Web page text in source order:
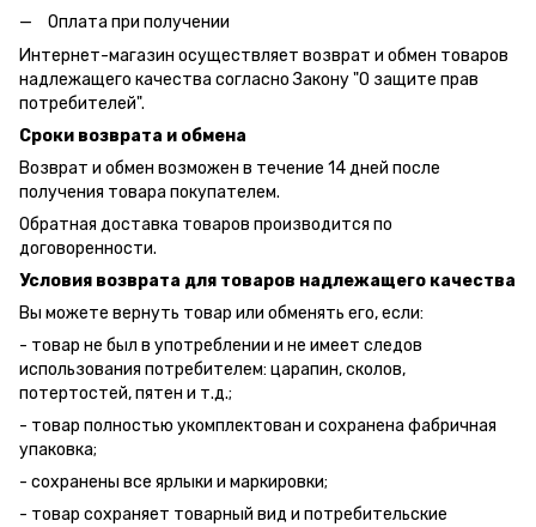
Оплата при получении
Интернет-магазин осуществляет возврат и обмен товаров
надлежащего качества согласно Закону "О защите прав
потребителей".
Сроки возврата и обмена
Возврат и обмен возможен в течение 14 дней после
получения товара покупателем.
Обратная доставка товаров производится по
договоренности.
Условия возврата для товаров надлежащего качества
Вы можете вернуть товар или обменять его, если:
- товар не был в употреблении и не имеет следов
использования потребителем: царапин, сколов,
потертостей, пятен и т.д.;
- товар полностью укомплектован и сохранена фабричная
упаковка;
- сохранены все ярлыки и маркировки;
- товар сохраняет товарный вид и потребительские